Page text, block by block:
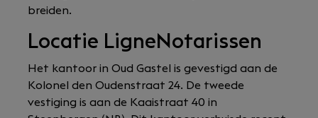
breiden.
Locatie LigneNotarissen
Het kantoor in Oud Gastel is gevestigd aan de
Kolonel den Oudenstraat 24. De tweede
vestiging is aan de Kaaistraat 40 in